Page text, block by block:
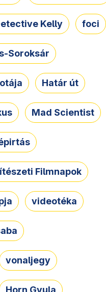
Kelly foci
Soroksár
Határ út
Mad Scientist
Filmnapok
videotéka
vonaljegy
Horn Gyula